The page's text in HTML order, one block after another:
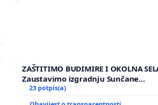
ZAŠTITIMO BUDIMIRE I OKOLNA
Zaustavimo izgradnju Sunčane
elektrane Vedrine na području
Ugljana
23 potpis(a)